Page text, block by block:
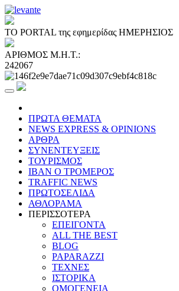
ΤΟ PORTAL της εφημερίδας ΗΜΕΡΗΣΙΟΣ
ΑΡΙΘΜΟΣ Μ.Η.Τ.:
242067
ΠΡΩΤΑ ΘΕΜΑΤΑ
NEWS EXPRESS & OPINIONS
ΑΡΘΡΑ
ΣΥΝΕΝΤΕΥΞΕΙΣ
ΤΟΥΡΙΣΜΟΣ
ΙΒΑΝ Ο ΤΡΟΜΕΡΟΣ
TRAFFIC NEWS
ΠΡΩΤΟΣΕΛΙΔΑ
ΑΘΛΟΡΑΜΑ
ΠΕΡΙΣΣΟΤΕΡΑ
ΕΠΕΙΓΟΝΤΑ
ALL THE BEST
BLOG
PAPARAZZI
ΤΕΧΝΕΣ
ΙΣΤΟΡΙΚΑ
ΟΜΟΓΕΝΕΙΑ